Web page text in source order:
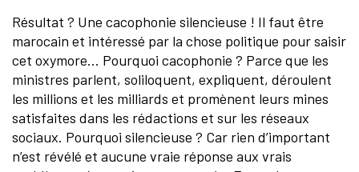
Résultat ? Une cacophonie silencieuse ! Il faut être
marocain et intéressé par la chose politique pour saisir
cet oxymore… Pourquoi cacophonie ? Parce que les
ministres parlent, soliloquent, expliquent, déroulent
les millions et les milliards et promènent leurs mines
satisfaites dans les rédactions et sur les réseaux
sociaux. Pourquoi silencieuse ? Car rien d’important
n’est révélé et aucune vraie réponse aux vrais